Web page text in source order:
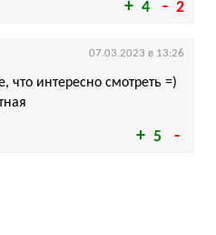
4 2
5
что интересно смотреть =)
07.03.2023 в 13:26